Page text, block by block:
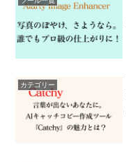
カテゴリー